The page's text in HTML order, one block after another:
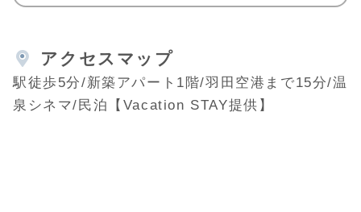
アクセスマップ
駅徒歩5分/新築アパート1階/羽田空港まで15分/温
泉シネマ/民泊【Vacation STAY提供】